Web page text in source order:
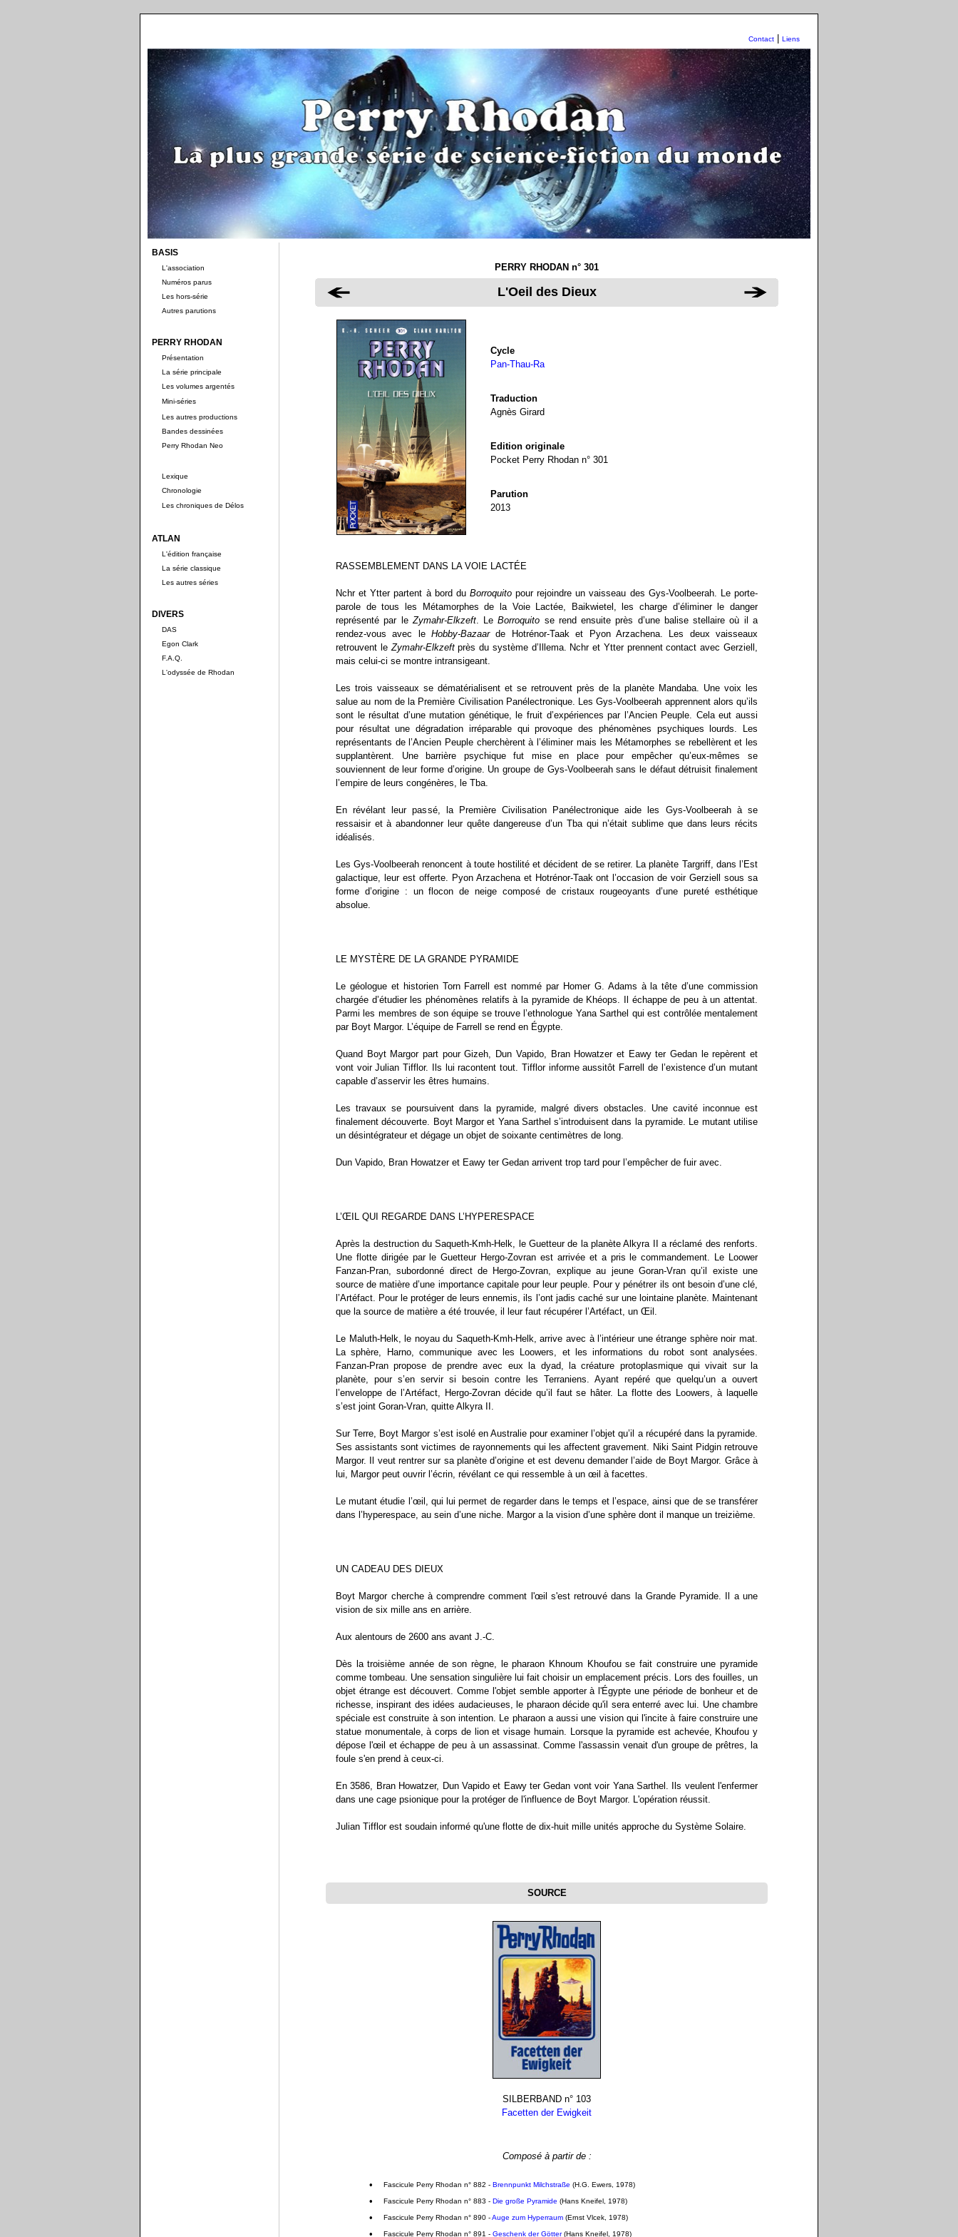
Contact Liens
BASIS
L'association
Numéros parus
Les hors-série
Autres parutions
PERRY RHODAN
Présentation
La série principale
Les volumes argentés
Mini-séries
Les autres productions
Bandes dessinées
Perry Rhodan Neo
Lexique
Chronologie
Les chroniques de Délos
ATLAN
L'édition française
La série classique
Les autres séries
DIVERS
DAS
Egon Clark
F.A.Q.
L'odyssée de Rhodan
PERRY RHODAN n° 301
L'Oeil des Dieux
Cycle
Pan-Thau-Ra
Traduction
Agnès Girard
Edition originale
Pocket Perry Rhodan n° 301
Parution
2013
RASSEMBLEMENT DANS LA VOIE LACTÉE
Nchr et Ytter partent à bord du Borroquitopour rejoindre un vaisseau des Gys-Voolbeerah. Le porte-
parole de tous les Métamorphes de la Voie Lactée, Baikwietel, les charge d’éliminer le danger
représenté par leZymahr-Elkzeft. LeBorroquito se rend ensuite près d’une balise stellaire où il a
rendez-vous avec leHobby-Bazaarde Hotrénor-Taak et Pyon Arzachena. Les deux vaisseaux
retrouvent leZymahr-Elkzeftprès du système d’Illema. Nchr et Ytter prennent contact avec Gerziell,
mais celui-ci se montre intransigeant.
Les trois vaisseaux se dématérialisent et se retrouvent près de la planète Mandaba. Une voix les
salue au nom de la Première Civilisation Panélectronique. Les Gys-Voolbeerah apprennent alors qu’ils
sont le résultat d’une mutation génétique, le fruit d’expériences par l’Ancien Peuple. Cela eut aussi
pour résultat une dégradation irréparable qui provoque des phénomènes psychiques lourds. Les
représentants de l’Ancien Peuple cherchèrent à l’éliminer mais les Métamorphes se rebellèrent et les
supplantèrent. Une barrière psychique fut mise en place pour empêcher qu’eux-mêmes se
souviennent de leur forme d’origine. Un groupe de Gys-Voolbeerah sans le défaut détruisit finalement
l’empire de leurs congénères, le Tba.
En révélant leur passé, la Première Civilisation Panélectronique aide les Gys-Voolbeerah à se
ressaisir et à abandonner leur quête dangereuse d’un Tba qui n’était sublime que dans leurs récits
idéalisés.
Les Gys-Voolbeerah renoncent à toute hostilité et décident de se retirer. La planète Targriff, dans l’Est
galactique, leur est offerte. Pyon Arzachena et Hotrénor-Taak ont l’occasion de voir Gerziell sous sa
forme d’origine : un flocon de neige composé de cristaux rougeoyants d’une pureté esthétique
absolue.
LE MYSTÈRE DE LA GRANDE PYRAMIDE
Le géologue et historien Torn Farrell est nommé par Homer G. Adams à la tête d’une commission
chargée d’étudier les phénomènes relatifs à la pyramide de Khéops. Il échappe de peu à un attentat.
Parmi les membres de son équipe se trouve l’ethnologue Yana Sarthel qui est contrôlée mentalement
par Boyt Margor. L’équipe de Farrell se rend en Égypte.
Quand Boyt Margor part pour Gizeh, Dun Vapido, Bran Howatzer et Eawy ter Gedan le repèrent et
vont voir Julian Tifflor. Ils lui racontent tout. Tifflor informe aussitôt Farrell de l’existence d’un mutant
capable d’asservir les êtres humains.
Les travaux se poursuivent dans la pyramide, malgré divers obstacles. Une cavité inconnue est
finalement découverte. Boyt Margor et Yana Sarthel s’introduisent dans la pyramide. Le mutant utilise
un désintégrateur et dégage un objet de soixante centimètres de long.
Dun Vapido, Bran Howatzer et Eawy ter Gedan arrivent trop tard pour l’empêcher de fuir avec.
L’ŒIL QUI REGARDE DANS L’HYPERESPACE
Après la destruction du Saqueth-Kmh-Helk, le Guetteur de la planète Alkyra II a réclamé des renforts.
Une flotte dirigée par le Guetteur Hergo-Zovran est arrivée et a pris le commandement. Le Loower
Fanzan-Pran, subordonné direct de Hergo-Zovran, explique au jeune Goran-Vran qu’il existe une
source de matière d’une importance capitale pour leur peuple. Pour y pénétrer ils ont besoin d’une clé,
l’Artéfact. Pour le protéger de leurs ennemis, ils l’ont jadis caché sur une lointaine planète. Maintenant
que la source de matière a été trouvée, il leur faut récupérer l’Artéfact, un Œil.
Le Maluth-Helk, le noyau du Saqueth-Kmh-Helk, arrive avec à l’intérieur une étrange sphère noir mat.
La sphère, Harno, communique avec les Loowers, et les informations du robot sont analysées.
Fanzan-Pran propose de prendre avec eux la dyad, la créature protoplasmique qui vivait sur la
planète, pour s’en servir si besoin contre les Terraniens. Ayant repéré que quelqu’un a ouvert
l’enveloppe de l’Artéfact, Hergo-Zovran décide qu’il faut se hâter. La flotte des Loowers, à laquelle
s’est joint Goran-Vran, quitte Alkyra II.
Sur Terre, Boyt Margor s’est isolé en Australie pour examiner l’objet qu’il a récupéré dans la pyramide.
Ses assistants sont victimes de rayonnements qui les affectent gravement. Niki Saint Pidgin retrouve
Margor. Il veut rentrer sur sa planète d’origine et est devenu demander l’aide de Boyt Margor. Grâce à
lui, Margor peut ouvrir l’écrin, révélant ce qui ressemble à un œil à facettes.
Le mutant étudie l’œil, qui lui permet de regarder dans le temps et l’espace, ainsi que de se transférer
dans l’hyperespace, au sein d’une niche. Margor a la vision d’une sphère dont il manque un treizième.
UN CADEAU DES DIEUX
Boyt Margor cherche à comprendre comment l'œil s'est retrouvé dans la Grande Pyramide. Il a une
vision de six mille ans en arrière.
Aux alentours de 2600 ans avant J.-C.
Dès la troisième année de son règne, le pharaon Khnoum Khoufou se fait construire une pyramide
comme tombeau. Une sensation singulière lui fait choisir un emplacement précis. Lors des fouilles, un
objet étrange est découvert. Comme l'objet semble apporter à l'Égypte une période de bonheur et de
richesse, inspirant des idées audacieuses, le pharaon décide qu'il sera enterré avec lui. Une chambre
spéciale est construite à son intention. Le pharaon a aussi une vision qui l'incite à faire construire une
statue monumentale, à corps de lion et visage humain. Lorsque la pyramide est achevée, Khoufou y
dépose l'œil et échappe de peu à un assassinat. Comme l'assassin venait d'un groupe de prêtres, la
foule s'en prend à ceux-ci.
En 3586, Bran Howatzer, Dun Vapido et Eawy ter Gedan vont voir Yana Sarthel. Ils veulent l'enfermer
dans une cage psionique pour la protéger de l'influence de Boyt Margor. L'opération réussit.
Julian Tifflor est soudain informé qu'une flotte de dix-huit mille unités approche du Système Solaire.
SOURCE
SILBERBAND n° 103
Facetten der Ewigkeit
Composé à partir de :
• Fascicule Perry Rhodan n° 882 - Brennpunkt Milchstraße (H.G. Ewers, 1978)
• Fascicule Perry Rhodan n° 883 - Die große Pyramide (Hans Kneifel, 1978)
• Fascicule Perry Rhodan n° 890 -Auge zum Hyperraum (Ernst Vlcek, 1978)
• Fascicule Perry Rhodan n° 891 - Geschenk der Götter(Hans Kneifel, 1978)